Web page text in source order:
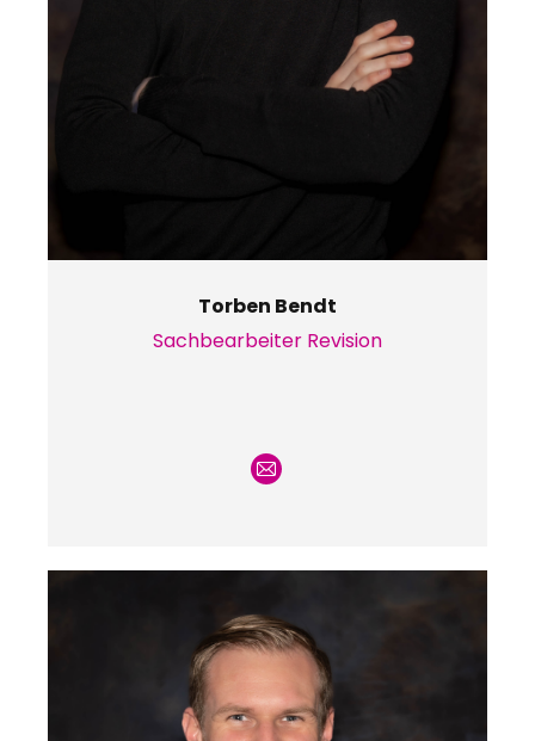
Torben Bendt
Sachbearbeiter Revision
E-